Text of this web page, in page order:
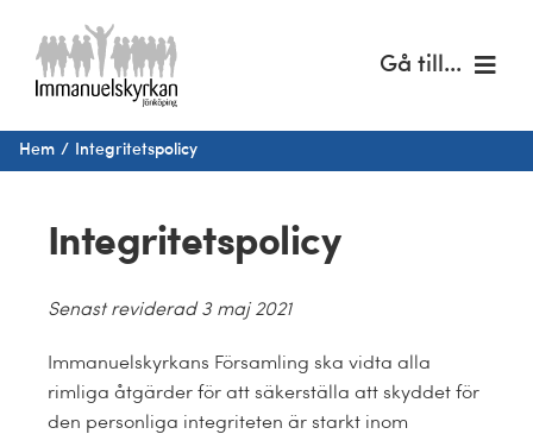
innehållet
Gå till...
Hem
Café Immanuel
Hem Integritetspolicy
Integritetspolicy
Senast reviderad 3 maj 2021
Immanuelskyrkans Församling ska vidta alla
rimliga åtgärder för att säkerställa att skyddet för
den personliga integriteten är starkt inom